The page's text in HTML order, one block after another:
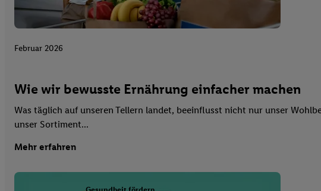
Februar 2026
Wie wir bewusste Ernährung einfacher machen
Was täglich auf unseren Tellern landet, beeinflusst nicht nur unser
unser Sortiment...
Mehr erfahren